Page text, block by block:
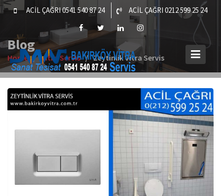
Skip
ACİL ÇAĞRI 0541 540 87 24 ACİL ÇAĞRI 0212 599 25 24
Blog
Home Vitra Servis Zeytinlik Vitra Servis